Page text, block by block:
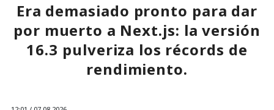
Era demasiado pronto para dar
por muerto a Next.js: la versión
16.3 pulveriza los récords de
rendimiento.